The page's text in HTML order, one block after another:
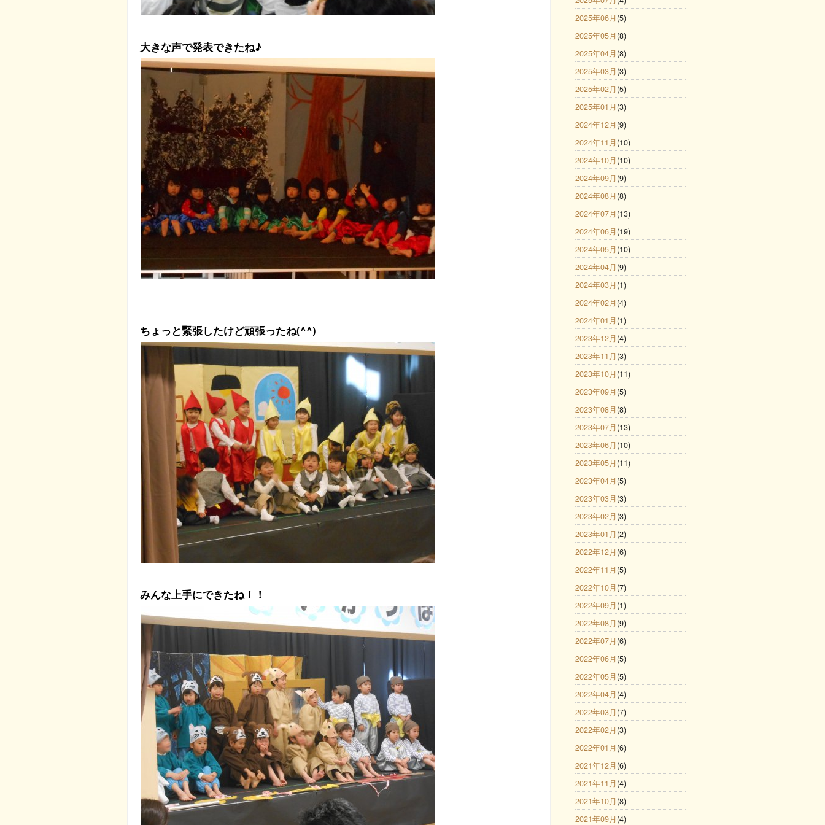
大きな声で発表できたね♪
ちょっと緊張したけど頑張ったね(^^)
みんな上手にできたね！！
2025年06月 (5)
2025年05月 (8)
2025年04月 (8)
2025年03月 (3)
2025年02月 (5)
2025年01月 (3)
2024年12月 (9)
2024年11月 (10)
2024年10月 (10)
2024年09月 (9)
2024年08月 (8)
2024年07月 (13)
2024年06月 (19)
2024年05月 (10)
2024年04月 (9)
2024年03月 (1)
2024年02月 (4)
2024年01月 (1)
2023年12月 (4)
2023年11月 (3)
2023年10月 (11)
2023年09月 (5)
2023年08月 (8)
2023年07月 (13)
2023年06月 (10)
2023年05月 (11)
2023年04月 (5)
2023年03月 (3)
2023年02月 (3)
2023年01月 (2)
2022年12月 (6)
2022年11月 (5)
2022年10月 (7)
2022年09月 (1)
2022年08月 (9)
2022年07月 (6)
2022年06月 (5)
2022年05月 (5)
2022年04月 (4)
2022年03月 (7)
2022年02月 (3)
2022年01月 (6)
2021年12月 (6)
2021年11月 (4)
2021年10月 (8)
2021年09月 (4)